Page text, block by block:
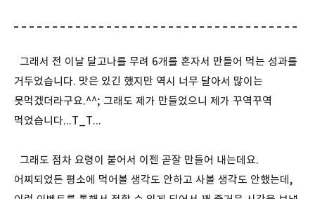
그래서 전 이날 달고나를 무려 6개를 혼자서 만들어 먹는 성과를
거두었습니다. 맛은 있긴 했지만 역시 너무 달아서 많이는
못먹겠더라구요.^^; 그래도 제가 만들었으니 제가 꾸역꾸역
먹었습니다...T_T...
그래도 점차 요령이 붙어서 이젠 곧잘 만들어 내는데요.
어찌되었든 평소에 먹어볼 생각도 안하고 사볼 생각도 안했는데,